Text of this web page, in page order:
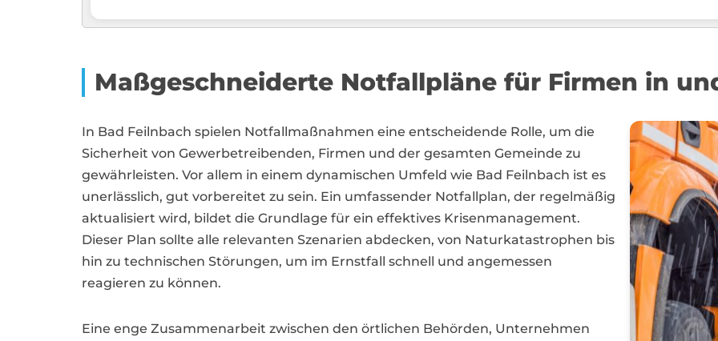
Maßgeschneiderte Notfallpläne für Firmen in
In Bad Feilnbach spielen Notfallmaßnahmen eine entscheidende Rolle, um die
Sicherheit von Gewerbetreibenden, Firmen und der gesamten Gemeinde zu
gewährleisten. Vor allem in einem dynamischen Umfeld wie Bad Feilnbach ist es
unerlässlich, gut vorbereitet zu sein. Ein umfassender Notfallplan, der regelmäßig
aktualisiert wird, bildet die Grundlage für ein effektives Krisenmanagement.
Dieser Plan sollte alle relevanten Szenarien abdecken, von Naturkatastrophen bis
hin zu technischen Störungen, um im Ernstfall schnell und angemessen
reagieren zu können.
Eine enge Zusammenarbeit zwischen den örtlichen Behörden, Unternehmen